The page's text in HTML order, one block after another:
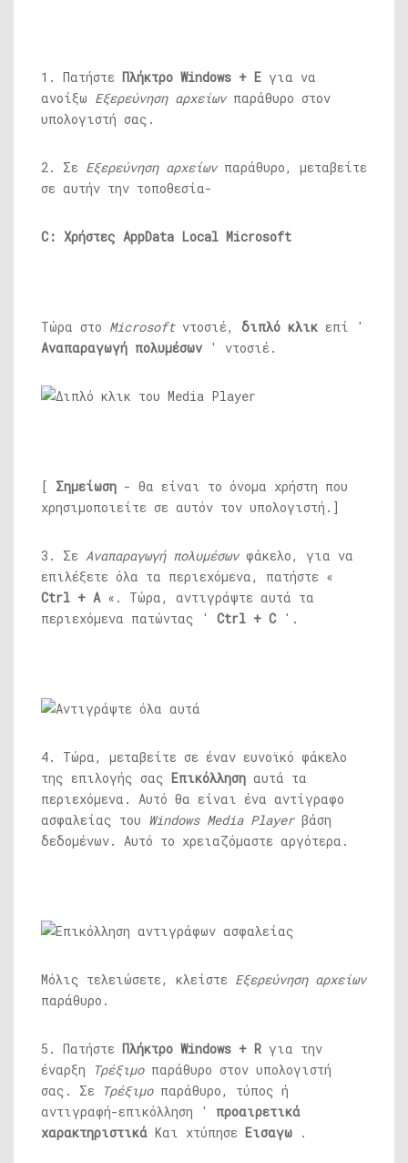
1. Πατήστε Πλήκτρο Windows + E για να
ανοίξω Εξερεύνηση αρχείωνπαράθυρο στον
υπολογιστή σας.
2. Σε Εξερεύνηση αρχείωνπαράθυρο, μεταβείτε
σε αυτήν την τοποθεσία-
C: Χρήστες AppData Local Microsoft
Τώρα στο Microsoftντοσιέ, διπλό κλικ επί '
Αναπαραγωγή πολυμέσων ' ντοσιέ.
[ Σημείωση - θα είναι το όνομα χρήστη που
χρησιμοποιείτε σε αυτόν τον υπολογιστή.]
3. Σε Αναπαραγωγή πολυμέσωνφάκελο, για να
επιλέξετε όλα τα περιεχόμενα, πατήστε «
Ctrl + A«. Τώρα, αντιγράψτε αυτά τα
περιεχόμενα πατώντας ' Ctrl + C'.
4. Τώρα, μεταβείτε σε έναν ευνοϊκό φάκελο
της επιλογής σας Επικόλληση αυτά τα
περιεχόμενα. Αυτό θα είναι ένα αντίγραφο
ασφαλείας του Windows Media Playerβάση
δεδομένων. Αυτό το χρειαζόμαστε αργότερα.
Μόλις τελειώσετε, κλείστε Εξερεύνηση αρχείων
παράθυρο.
5. Πατήστε Πλήκτρο Windows + R για την
έναρξη
Τρέξιμοπαράθυρο στον υπολογιστή
σας. Σε Τρέξιμοπαράθυρο, τύπος ή
αντιγραφή-επικόλληση ' προαιρετικά
χαρακτηριστικά Και χτύπησε Εισαγω .